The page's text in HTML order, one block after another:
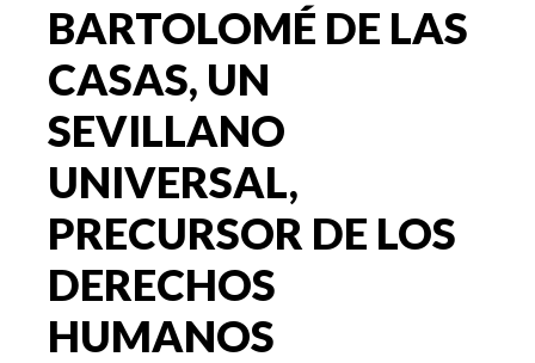
BARTOLOMÉ DE LAS
CASAS, UN
SEVILLANO
UNIVERSAL,
PRECURSOR DE LOS
DERECHOS
HUMANOS